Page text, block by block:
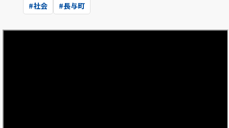
#社会 #長与町